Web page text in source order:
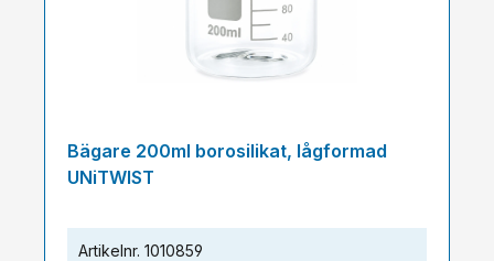
Bägare 200ml borosilikat, lågformad
UNiTWIST
Artikelnr. 1010859